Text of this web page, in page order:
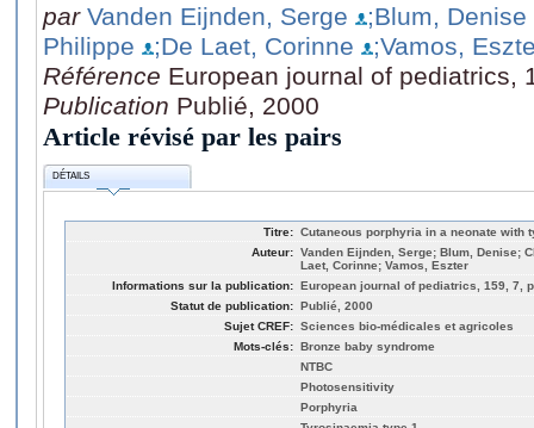
par Vanden Eijnden, Serge
;Blum, Denise
Philippe
;De Laet, Corinne
;Vamos,
Référence European journal of pediatrics,
Publication Publié, 2000
Article révisé par les pairs
DÉTAILS
Titre: Cutaneous porphyria in a neonate with
Auteur: Vanden Eijnden, Serge; Blum, Denise;
Laet, Corinne; Vamos, Eszter
Informations sur la publication: European journal of pediatrics, 159, 7,
Statut de publication: Publié, 2000
Sujet CREF: Sciences bio-médicales et agricoles
Mots-clés: Bronze baby syndrome
NTBC
Photosensitivity
Porphyria